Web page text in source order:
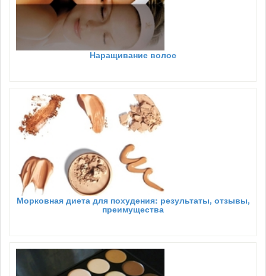
Наращивание волос
Морковная диета для похудения: результаты, отзывы,
преимущества